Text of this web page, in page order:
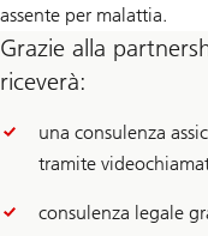
assente per malattia.
Grazie alla
riceverà:
una consulenza
tramite
consulenza legale